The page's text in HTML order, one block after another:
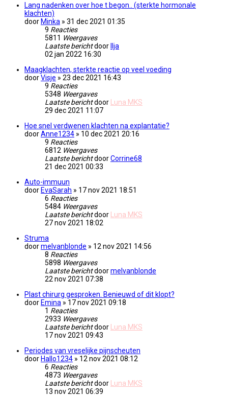
Lang nadenken over hoe t begon.. (sterkte hormonale
klachten)
door Minka » 31 dec 2021 01:35
9 Reacties
5811 Weergaves
Laatste berichtdoor Ilja
02 jan 2022 16:30
Maagklachten, sterkte reactie op veel voeding
doorVisje » 23 dec 2021 16:43
9 Reacties
5348 Weergaves
Laatste berichtdoor
Luna MKS
29 dec 2021 11:07
Hoe snel verdwenen klachten na explantatie?
doorAnne1234 » 10 dec 2021 20:16
9 Reacties
6812 Weergaves
Laatste berichtdoorCorrine68
21 dec 2021 00:33
Auto-immuun
door EvaSarah » 17 nov 2021 18:51
6 Reacties
5484 Weergaves
Laatste berichtdoor
Luna MKS
27 nov 2021 18:02
Struma
doormelvanblonde » 12 nov 2021 14:56
8 Reacties
5898 Weergaves
Laatste berichtdoormelvanblonde
22 nov 2021 07:38
Plast chirurg gesproken. Benieuwd of dit klopt?
door Emina » 17 nov 2021 09:18
1 Reacties
2933 Weergaves
Laatste berichtdoor
Luna MKS
17 nov 2021 09:43
Periodes van vreselijke pijnscheuten
door Hallo1234 » 12 nov 2021 08:12
6 Reacties
4873 Weergaves
Laatste berichtdoor
Luna MKS
13 nov 2021 06:39